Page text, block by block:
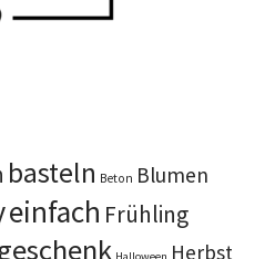
basteln Beton Blumen
einfach Frühling
Herbst